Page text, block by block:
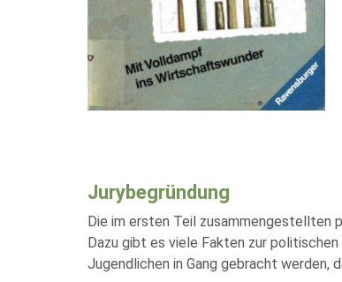
Jurybegründung
Die im ersten Teil zusammengestellten
Dazu gibt es viele Fakten zur
Jugendlichen in Gang gebracht